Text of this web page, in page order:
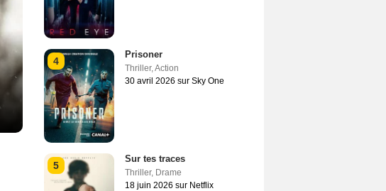
4
Prisoner
Thriller,Action
30 avril 2026 sur Sky One
5
Sur tes traces
Thriller, Drame
18 juin 2026 sur Netflix